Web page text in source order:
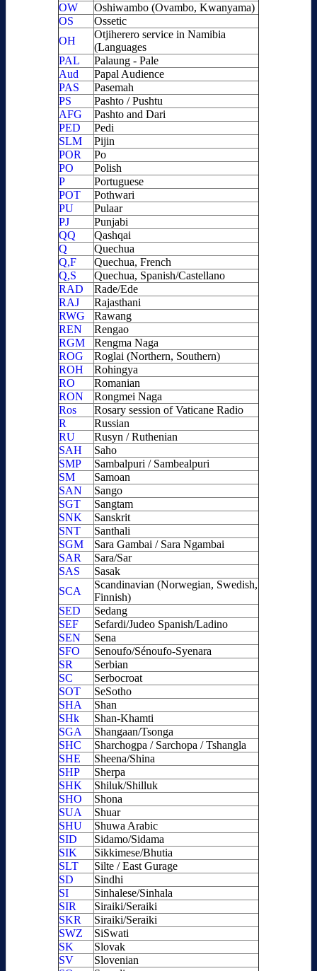
OW
Oshiwambo (Ovambo, Kwanyama)
OS
Ossetic
OH
Otjiherero service in Namibia
(Languages
PAL
Palaung - Pale
Aud
Papal Audience
PAS
Pasemah
PS
Pashto / Pushtu
AFG
Pashto and Dari
PED
Pedi
SLM
Pijin
POR
Po
PO
Polish
P
Portuguese
POT
Pothwari
PU
Pulaar
PJ
Punjabi
QQ
Qashqai
Q
Quechua
Q,F
Quechua, French
Q,S
Quechua, Spanish/Castellano
RAD
Rade/Ede
RAJ
Rajasthani
RWG
Rawang
REN
Rengao
RGM
Rengma Naga
ROG
Roglai (Northern, Southern)
ROH
Rohingya
RO
Romanian
RON
Rongmei Naga
Ros
Rosary session of Vaticane Radio
R
Russian
RU
Rusyn / Ruthenian
SAH
Saho
SMP
Sambalpuri / Sambealpuri
SM
Samoan
SAN
Sango
SGT
Sangtam
SNK
Sanskrit
SNT
Santhali
SGM
Sara Gambai / Sara Ngambai
SAR
Sara/Sar
SAS
Sasak
SCA
Scandinavian (Norwegian, Swedish,
Finnish)
SED
Sedang
SEF
Sefardi/Judeo Spanish/Ladino
SEN
Sena
SFO
Senoufo/Sénoufo-Syenara
SR
Serbian
SC
Serbocroat
SOT
SeSotho
SHA
Shan
SHk
Shan-Khamti
SGA
Shangaan/Tsonga
SHC
Sharchogpa / Sarchopa / Tshangla
SHE
Sheena/Shina
SHP
Sherpa
SHK
Shiluk/Shilluk
SHO
Shona
SUA
Shuar
SHU
Shuwa Arabic
SID
Sidamo/Sidama
SIK
Sikkimese/Bhutia
SLT
Silte / East Gurage
SD
Sindhi
SI
Sinhalese/Sinhala
SIR
Siraiki/Seraiki
SKR
Siraiki/Seraiki
SWZ
SiSwati
SK
Slovak
SV
Slovenian